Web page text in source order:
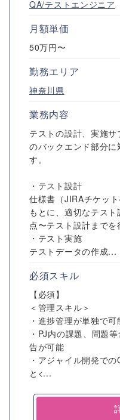
QA/テストエンジニア
月額単価
50万円〜
勤務エリア
神奈川県
業務内容
テストの設計、実施
のバックエンド部分に
す。
・テスト設計
仕様書（JIRAチケッ
もとに、適切なテス
点〜テスト設計までを
・テスト実施
テストデータの作成...
必須スキル
【必須】
＜管理スキル＞
・進捗管理が単独で
・PJ内の課題、問題
告が可能
・アジャイル開発で
と<...